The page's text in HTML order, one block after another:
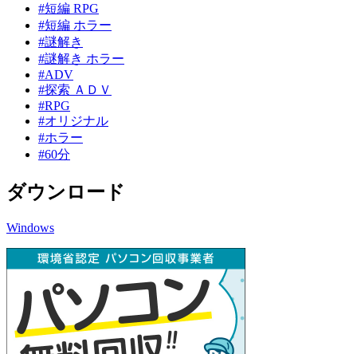
#短編 RPG
#短編 ホラー
#謎解き
#謎解き ホラー
#ADV
#探索 ＡＤＶ
#RPG
#オリジナル
#ホラー
#60分
ダウンロード
Windows